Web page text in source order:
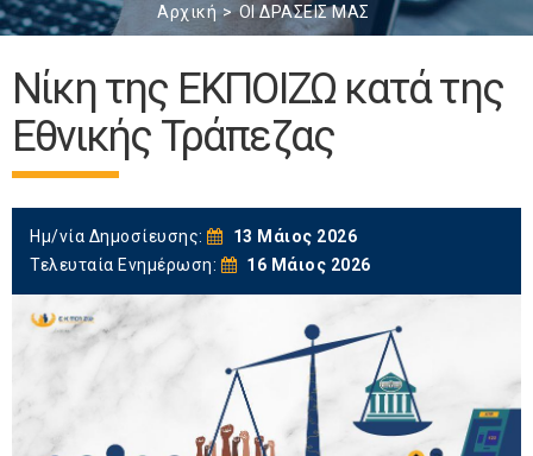
Αρχική ΟΙ ΔΡΑΣΕΙΣ ΜΑΣ
Νίκη της ΕΚΠΟΙΖΩ κατά της
Εθνικής Τράπεζας
Ημ/νία Δημοσίευσης:
13 Μάιος 2026
Τελευταία Ενημέρωση:
16 Μάιος 2026